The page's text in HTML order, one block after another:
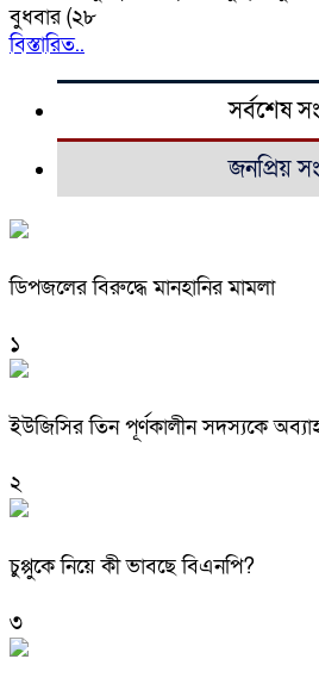
বুধবার (২৮
বিস্তারিত..
সর্বশেষ
জনপ্রিয়
ডিপজলের বিরুদ্ধে মানহানির মামলা
১
ইউজিসির তিন পূর্ণকালীন সদস্যকে
২
চুপ্পুকে নিয়ে কী ভাবছে বিএনপি?
৩